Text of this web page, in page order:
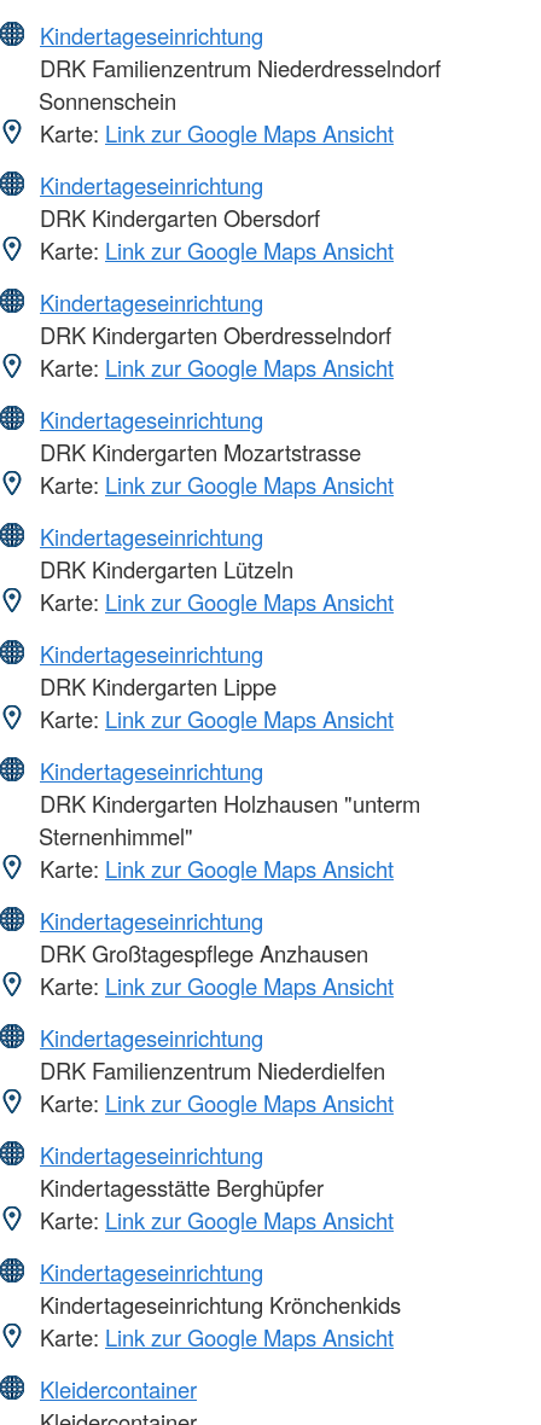
Kindertageseinrichtung
DRK Familienzentrum Niederdresselndorf
Sonnenschein
Karte: Link zur Google Maps Ansicht
Kindertageseinrichtung
DRK Kindergarten Obersdorf
Karte: Link zur Google Maps Ansicht
Kindertageseinrichtung
DRK Kindergarten Oberdresselndorf
Karte: Link zur Google Maps Ansicht
Kindertageseinrichtung
DRK Kindergarten Mozartstrasse
Karte: Link zur Google Maps Ansicht
Kindertageseinrichtung
DRK Kindergarten Lützeln
Karte: Link zur Google Maps Ansicht
Kindertageseinrichtung
DRK Kindergarten Lippe
Karte: Link zur Google Maps Ansicht
Kindertageseinrichtung
DRK Kindergarten Holzhausen "unterm
Sternenhimmel"
Karte: Link zur Google Maps Ansicht
Kindertageseinrichtung
DRK Großtagespflege Anzhausen
Karte: Link zur Google Maps Ansicht
Kindertageseinrichtung
DRK Familienzentrum Niederdielfen
Karte: Link zur Google Maps Ansicht
Kindertageseinrichtung
Kindertagesstätte Berghüpfer
Karte: Link zur Google Maps Ansicht
Kindertageseinrichtung
Kindertageseinrichtung Krönchenkids
Karte: Link zur Google Maps Ansicht
Kleidercontainer